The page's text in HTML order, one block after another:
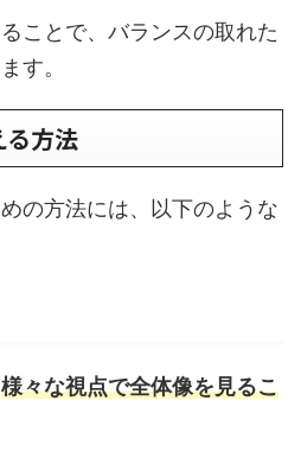
ことで、バランスの取れた
す。
る方法
の方法には、以下のような
様々な視点で全体像を見るこ